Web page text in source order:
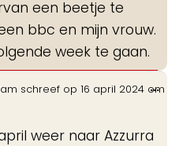
een beetje te
bbc en mijn vrouw.
week te gaan.
schreef op 16 april 2024 om
weer naar Azzurra
...